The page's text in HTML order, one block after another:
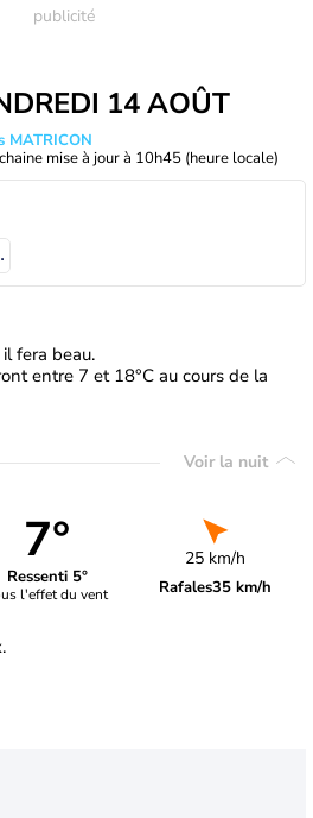
14 AOÛT
MATRICON
mise à jour à 10h45 (heure locale)
fera beau.
entre 7 et 18°C au cours de la
Voir la nuit
7°
Ressenti 5°
l'effet du vent
25 km/h
Rafales35 km/h